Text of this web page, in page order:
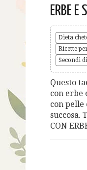
ERBE E
Dieta
Ricette
Secondi
Questo
con erbe
con pelle
succosa.
CON